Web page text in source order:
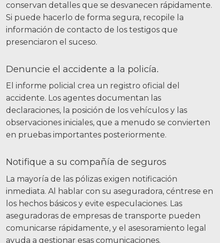
conservan detalles que se desvanecen rápidamente.
Si puede hacerlo de forma segura, recopile la
información de contacto de los testigos que
presenciaron el suceso.
Denuncie el accidente a la policía.
El informe policial crea un registro oficial del
accidente. Los agentes documentan las
declaraciones, la posición de los vehículos y las
observaciones iniciales, que a menudo se convierten
en pruebas importantes posteriormente.
Notifique a su compañía de seguros
La mayoría de las pólizas exigen notificación
inmediata. Al hablar con su aseguradora, céntrese en
los hechos básicos y evite especulaciones. Las
aseguradoras de empresas de transporte pueden
comunicarse rápidamente, y el asesoramiento legal
ayuda a gestionar esas comunicaciones.